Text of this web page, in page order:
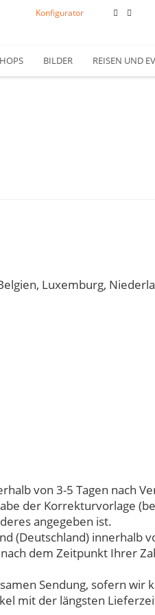
Konfigurator
BILDER REISEN UND
Luxemburg,
von 3-5 Tagen nach
der Korrekturvorlage
angegeben ist.
(Deutschland) innerhalb
dem Zeitpunkt Ihrer
Sendung, sofern wir
mit der längsten